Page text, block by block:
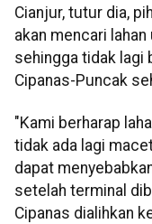
Cianjur, tutur dia,
akan mencari
sehingga tidak lagi
Cipanas-Puncak
"Kami berharap
tidak ada lagi
dapat
setelah terminal
Cipanas dialihkan